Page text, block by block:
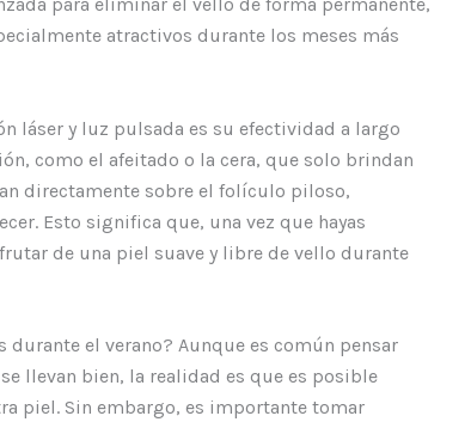
atractivos durante los meses más
láser y luz pulsada es su efectividad a largo
como el afeitado o la cera, que solo brindan
directamente sobre el folículo piloso,
Esto significa que, una vez que hayas
de una piel suave y libre de vello durante
el verano? Aunque es común pensar
llevan bien, la realidad es que es posible
piel. Sin embargo, es importante tomar